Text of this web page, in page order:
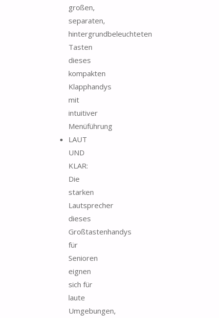
großen,
separaten,
hintergrundbeleuchteten
Tasten
dieses
kompakten
Klapphandys
mit
intuitiver
Menüführung
LAUT
UND
KLAR:
Die
starken
Lautsprecher
dieses
Großtastenhandys
für
Senioren
eignen
sich für
laute
Umgebungen,